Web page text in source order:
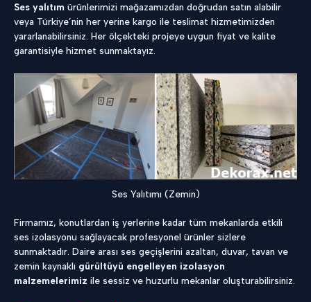
Ses yalıtım ürünlerimizi mağazamızdan doğrudan satın alabilir
veya Türkiye’nin her yerine kargo ile teslimat hizmetimizden
yararlanabilirsiniz. Her ölçekteki projeye uygun fiyat ve kalite
garantisiyle hizmet sunmaktayız.
Ses Yalıtımı (Zemin)
Firmamız, konutlardan iş yerlerine kadar tüm mekanlarda etkili
ses izolasyonu sağlayacak profesyonel ürünler sizlere
sunmaktadır. Daire arası ses geçişlerini azaltan, duvar, tavan ve
zemin kaynaklı gürültüyü engelleyen izolasyon
malzemelerimiz ile sessiz ve huzurlu mekanlar oluşturabilirsiniz.